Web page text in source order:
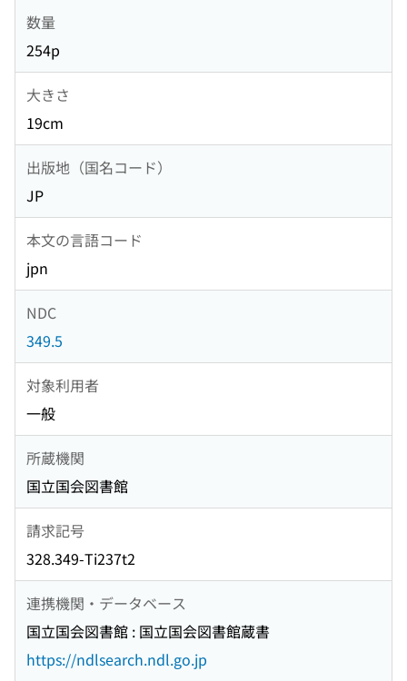
数量
254p
大きさ
19cm
出版地（国名コード）
JP
本文の言語コード
jpn
NDC
349.5
対象利用者
一般
所蔵機関
国立国会図書館
請求記号
328.349-Ti237t2
連携機関・データベース
国立国会図書館 : 国立国会図書館蔵書
https://ndlsearch.ndl.go.jp